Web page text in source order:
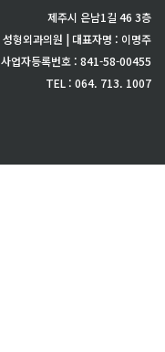
제주시 은남1길 46 3층
성형외과의원 | 대표자명 : 이명주
사업자등록번호 : 841-58-00455
TEL : 064. 713. 1007